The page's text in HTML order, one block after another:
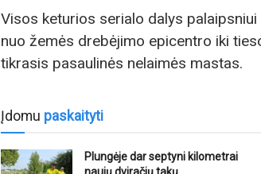
Visos keturios serialo dalys
nuo žemės drebėjimo epicentro iki
tikrasis pasaulinės nelaimės mastas.
Įdomu paskaityti
Plungėje dar septyni kilometrai
naujų dviračių takų